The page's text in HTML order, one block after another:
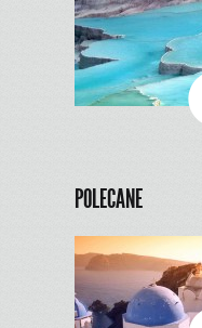
POLECANE